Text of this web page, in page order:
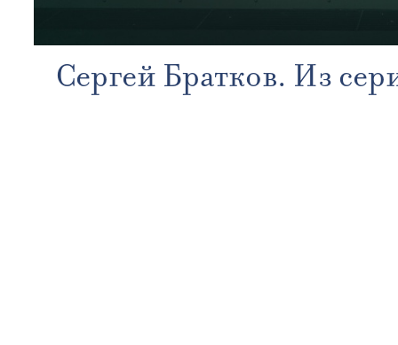
Сергей Братков. Из